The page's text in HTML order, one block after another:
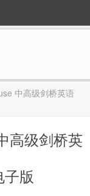
中高级剑桥英语
高级剑桥英
版